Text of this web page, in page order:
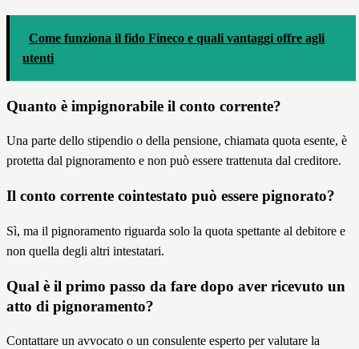
Come funziona il fido Fineco e quali vantaggi offre agli
utenti
Quanto è impignorabile il conto corrente?
Una parte dello stipendio o della pensione, chiamata quota esente, è
protetta dal pignoramento e non può essere trattenuta dal creditore.
Il conto corrente cointestato può essere pignorato?
Sì, ma il pignoramento riguarda solo la quota spettante al debitore e
non quella degli altri intestatari.
Qual è il primo passo da fare dopo aver ricevuto un
atto di pignoramento?
Contattare un avvocato o un consulente esperto per valutare la